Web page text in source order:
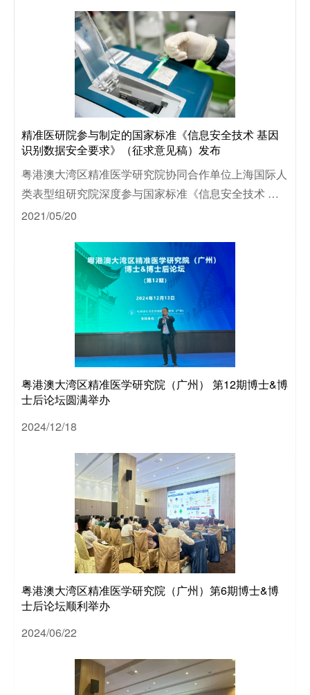
精准医研院参与制定的国家标准《信息安全技术 基因
识别数据安全要求》（征求意见稿）发布
粤港澳大湾区精准医学研究院协同合作单位上海国际人
类表型组研究院深度参与国家标准《信息安全技术 基
因识别数据安全要求》编制工作。
2021/05/20
粤港澳大湾区精准医学研究院（广州） 第12期博士&博
士后论坛圆满举办
2024/12/18
粤港澳大湾区精准医学研究院（广州）第6期博士&博
士后论坛顺利举办
2024/06/22